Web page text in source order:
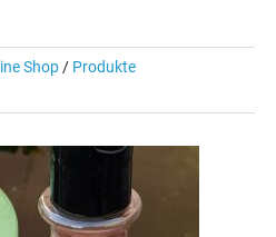
Shop / Produkte